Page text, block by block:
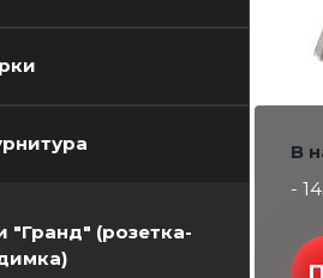
"Гранд" (розетка-
В
-